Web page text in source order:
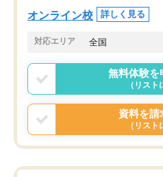
オンライン校 詳しく見る
対応エリア 全国
無料体験を
（リスト
資料を請
（リスト